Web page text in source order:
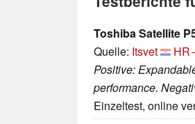
Toshiba Satellite
Quelle: Itsvet
Positive:
performance.
Einzeltest, online